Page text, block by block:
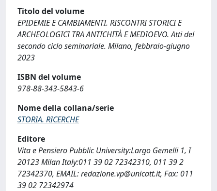
Titolo del volume
EPIDEMIE E CAMBIAMENTI. RISCONTRI STORICI E
ARCHEOLOGICI TRA ANTICHITÀ E MEDIOEVO. Atti del
secondo ciclo seminariale. Milano, febbraio-giugno
2023
ISBN del volume
978-88-343-5843-6
Nome della collana/serie
STORIA. RICERCHE
Editore
Vita e Pensiero Pubblic University:Largo Gemelli 1, I
20123 Milan Italy:011 39 02 72342310, 011 39 2
72342370, EMAIL:redazione.vp@unicatt.it, Fax: 011
39 02 72342974